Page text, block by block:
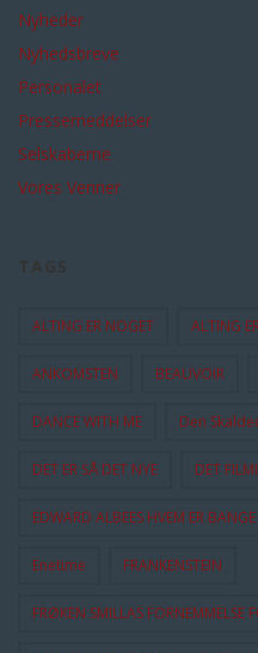
Nyheder
Nyhedsbreve
Personalet
Pressemeddelser
Selskaberne
Vores Venner
ALTING ER NOGET ALTING
ANKOMSTEN BEAUVOIR
DANCE WITH ME Den
DET ER SÅ DET NYE DET
EDWARD ALBEES HVEM ER
Enetime FRANKENSTEIN
FRØKEN SMILLAS FORNEMMELSE